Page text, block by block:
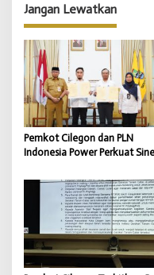
a
s
i
p
o
s
Jangan Lewatkan
Pemkot Cilegon dan PLN
Indonesia Power Perkuat
Pembangunan Daerah